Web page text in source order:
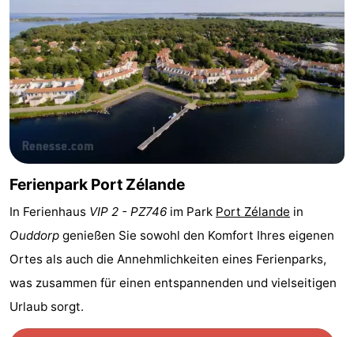
Greve
Port
Zélande
-
Resort
Haamstede
-
Résidence
Hof
van
Haamstede
-
Schouwen
Schouwse
Valleien
-
Soeten
-
Blick
Zeeland
-
Ferienpark Port Zélande
In Ferienhaus VIP 2 - PZ746 im Park Port Zélande in
Ouddorp genießen Sie sowohl den Komfort Ihres eigenen
Ortes als auch die Annehmlichkeiten eines Ferienparks,
was zusammen für einen entspannenden und vielseitigen
Urlaub sorgt.